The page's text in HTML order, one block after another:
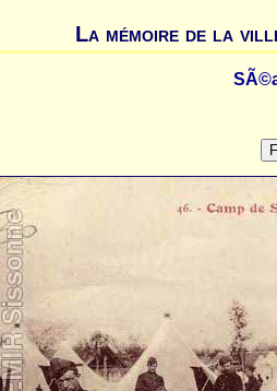
La mémoire de la